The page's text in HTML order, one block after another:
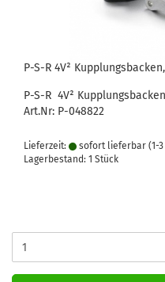
P-S-R 4V²
P-S-R 4V²
Art.Nr: P-048822
Lieferzeit: sofort lieferbar (1-3
Lagerbestand: 1 Stück